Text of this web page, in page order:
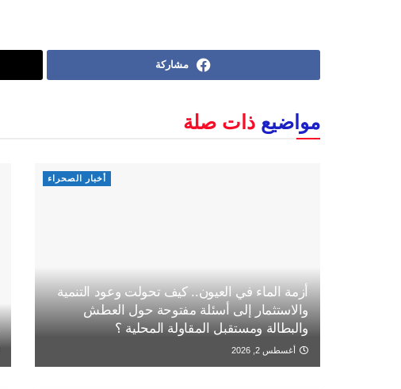
مشاركة
مواضيع ذات صلة
أخبار الصحراء
أزمة الماء في العيون.. كيف تحولت وعود التنمية
والاستثمار إلى أسئلة مفتوحة حول العطش
والبطالة ومستقبل المقاولة المحلية ؟
أغسطس 2, 2026